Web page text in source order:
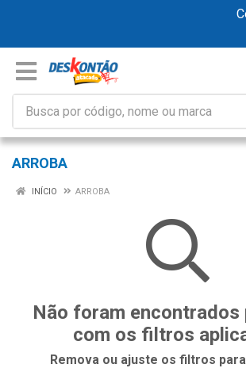
ARROBA
INÍCIO ARROBA
Não foram encontrados
com os filtros
Remova ou ajuste os filtros